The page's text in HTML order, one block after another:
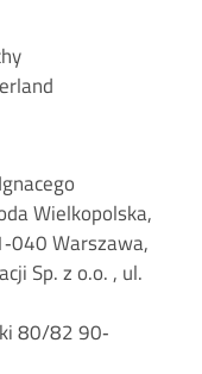
Wielkopolska,
Warszawa,
Sp. z o.o. , ul.
80/82 90‐